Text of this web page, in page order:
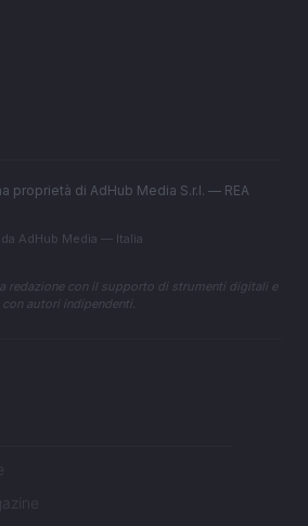
proprietà di AdHub Media S.r.l. — REA
AdHub Media — Italia
redazione con il supporto di strumenti digitali e
autori indipendenti.